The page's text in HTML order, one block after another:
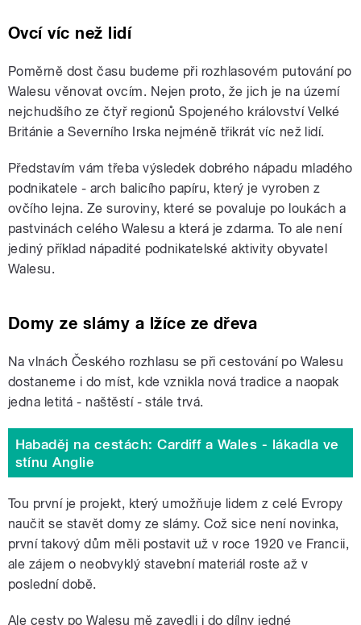
Ovcí víc než lidí
Poměrně dost času budeme při rozhlasovém putování po
Walesu věnovat ovcím. Nejen proto, že jich je na území
nejchudšího ze čtyř regionů Spojeného království Velké
Británie a Severního Irska nejméně třikrát víc než lidí.
Představím vám třeba výsledek dobrého nápadu mladého
podnikatele - arch balicího papíru, který je vyroben z
ovčího lejna. Ze suroviny, které se povaluje po loukách a
pastvinách celého Walesu a která je zdarma. To ale není
jediný příklad nápadité podnikatelské aktivity obyvatel
Walesu.
Domy ze slámy a lžíce ze dřeva
Na vlnách Českého rozhlasu se při cestování po Walesu
dostaneme i do míst, kde vznikla nová tradice a naopak
jedna letitá - naštěstí - stále trvá.
Habaděj na cestách: Cardiff a Wales - lákadla ve
stínu Anglie
Tou první je projekt, který umožňuje lidem z celé Evropy
naučit se stavět domy ze slámy. Což sice není novinka,
první takový dům měli postavit už v roce 1920 ve Francii,
ale zájem o neobvyklý stavební materiál roste až v
poslední době.
Ale cesty po Walesu mě zavedli i do dílny jedné